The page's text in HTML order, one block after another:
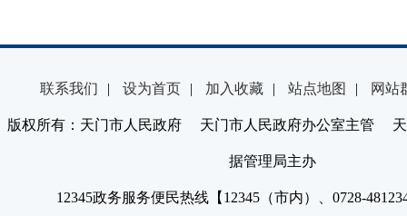
联系我们 | 设为首页 | 加入收藏 | 站点地图 | 网站
版权所有：天门市人民政府 天门市人民政府办公室主管 天
据管理局主办
12345政务服务便民热线【12345（市内）、0728-